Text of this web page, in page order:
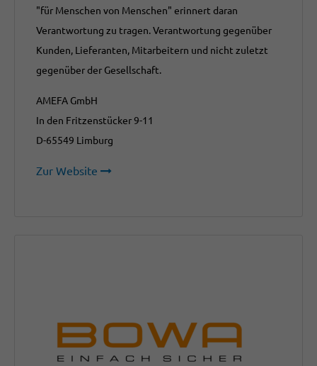
"für Menschen von Menschen" erinnert daran
Verantwortung zu tragen. Verantwortung gegenüber
Kunden, Lieferanten, Mitarbeitern und nicht zuletzt
gegenüber der Gesellschaft.
AMEFA GmbH
In den Fritzenstücker 9-11
D-65549 Limburg
Zur Website